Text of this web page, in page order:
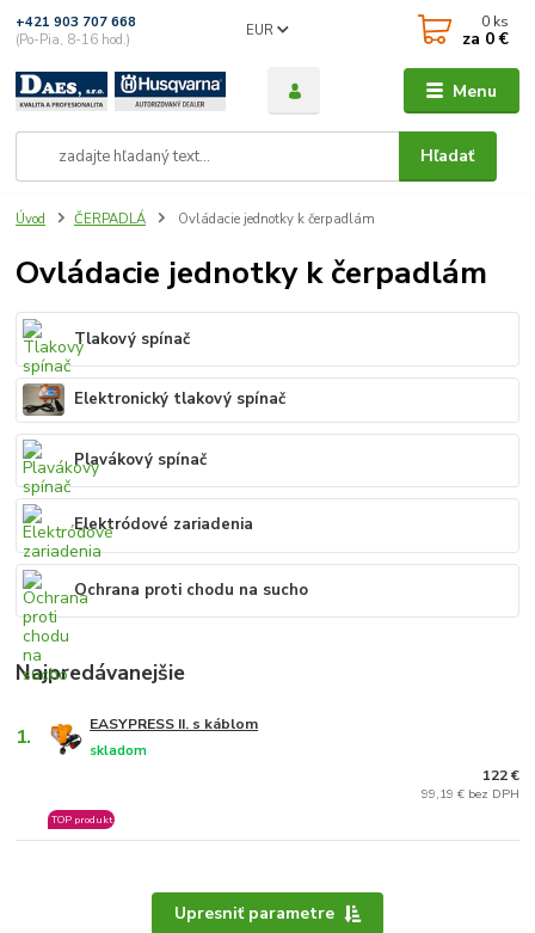
Menu
EUR
Hľadať
+421 903 707 668
(Po-Pia, 8-16 hod.)
0 ks
za 0 €
Úvod ČERPADLÁ Ovládacie jednotky k čerpadlám
Ovládacie jednotky k čerpadlám
Tlakový spínač
Elektronický tlakový spínač
Plavákový spínač
Elektródové zariadenia
Ochrana proti chodu na sucho
Najpredávanejšie
1. EASYPRESS II. s káblom
skladom
TOP produkt
122 €
99,19 € bez DPH
Upresniť parametre